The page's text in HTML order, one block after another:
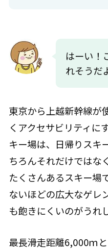
はーい！
れそうだ
東京から上越新幹線が
くアクセサビリティに
キー場は、日帰りスキ
ちろんそれだけではな
たくさんあるスキー場
ないほどの広大なゲレ
も飽きにくいのがうれ
最長滑走距離6,000ｍ